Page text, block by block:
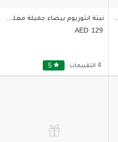
نبتة انتوريوم بيضاء جميلة مغلفة بالجوت
129
5 star 4 التقييمات